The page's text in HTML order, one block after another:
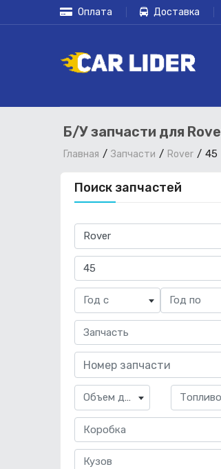
Оплата Доставка
Б/У запчасти для
Главная Запчасти Rover 45
Поиск запчастей
Rover
45
Год с Год по
Запчасть
Объем двигателя Топливо
Коробка
Кузов